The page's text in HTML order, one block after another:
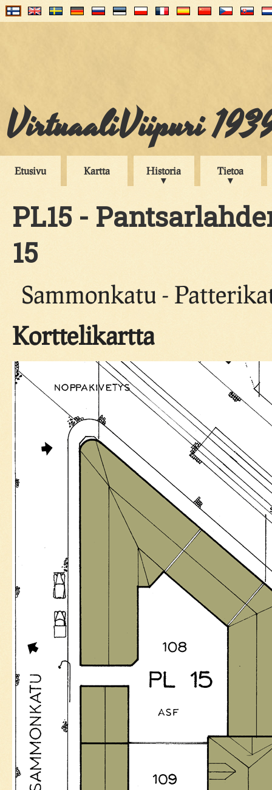
VirtuaaliViipuri
Etusivu Kartta Historia Tietoa
PL15 -
15
Sammonkatu -
Korttelikartta